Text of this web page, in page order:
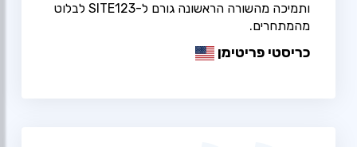
ותמיכה מהשורה הראשונה גורם ל-SITE123 לבלוט
מהמתחרים.
כריסטי פריטימן